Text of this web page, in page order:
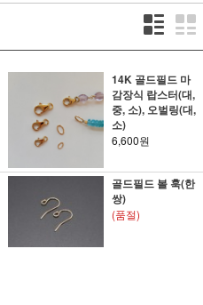
14K 골드필드 마
감장식 랍스터(대,
중, 소), 오벌링(대,
소)
6,600원
골드필드 볼 훅(한
쌍)
(품절)